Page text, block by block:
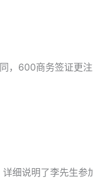
，600商务签证更
细说明了李先生